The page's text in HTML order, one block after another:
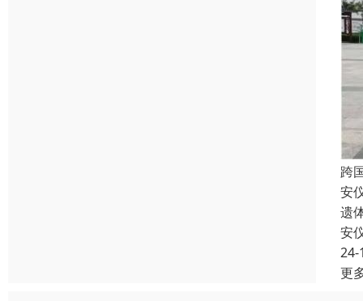
跨
安
遗
安
24-
更